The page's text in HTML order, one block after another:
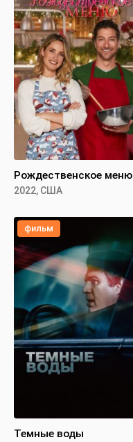
Рождественское меню
2022, США
фильм
Темные воды